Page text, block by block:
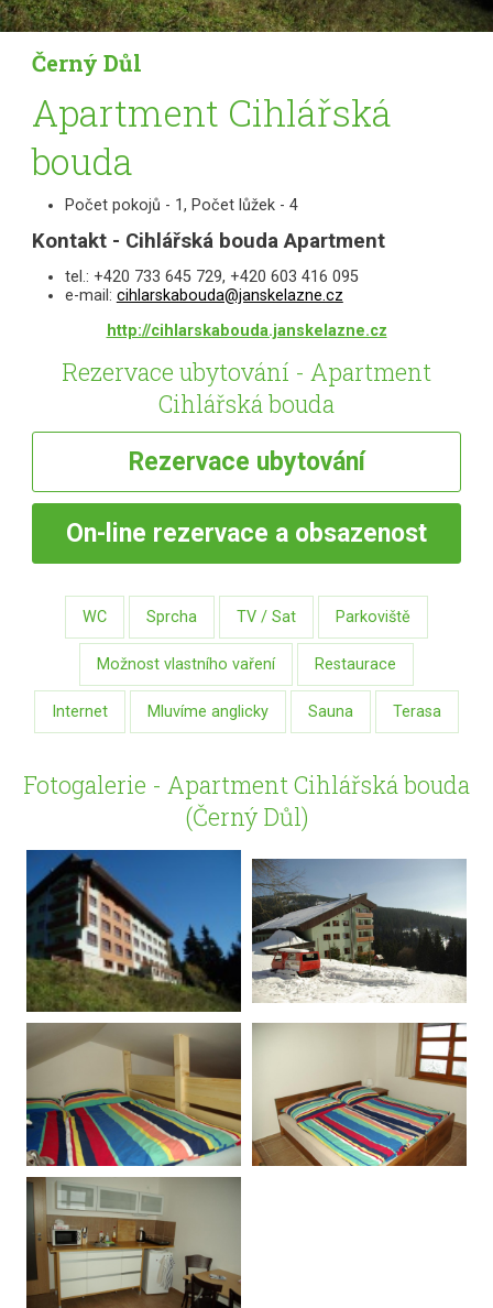
Černý Důl
Apartment Cihlářská
bouda
Počet pokojů - 1, Počet lůžek - 4
Kontakt - Cihlářská bouda Apartment
tel.: +420 733 645 729, +420 603 416 095
e-mail: cihlarskabouda@janskelazne.cz
http://cihlarskabouda.janskelazne.cz
Rezervace ubytování - Apartment
Cihlářská bouda
Rezervace ubytování
On-line rezervace a obsazenost
WC Sprcha TV / Sat Parkoviště
Možnost vlastního vaření Restaurace
Internet Mluvíme anglicky Sauna Terasa
Fotogalerie - Apartment Cihlářská bouda
(Černý Důl)